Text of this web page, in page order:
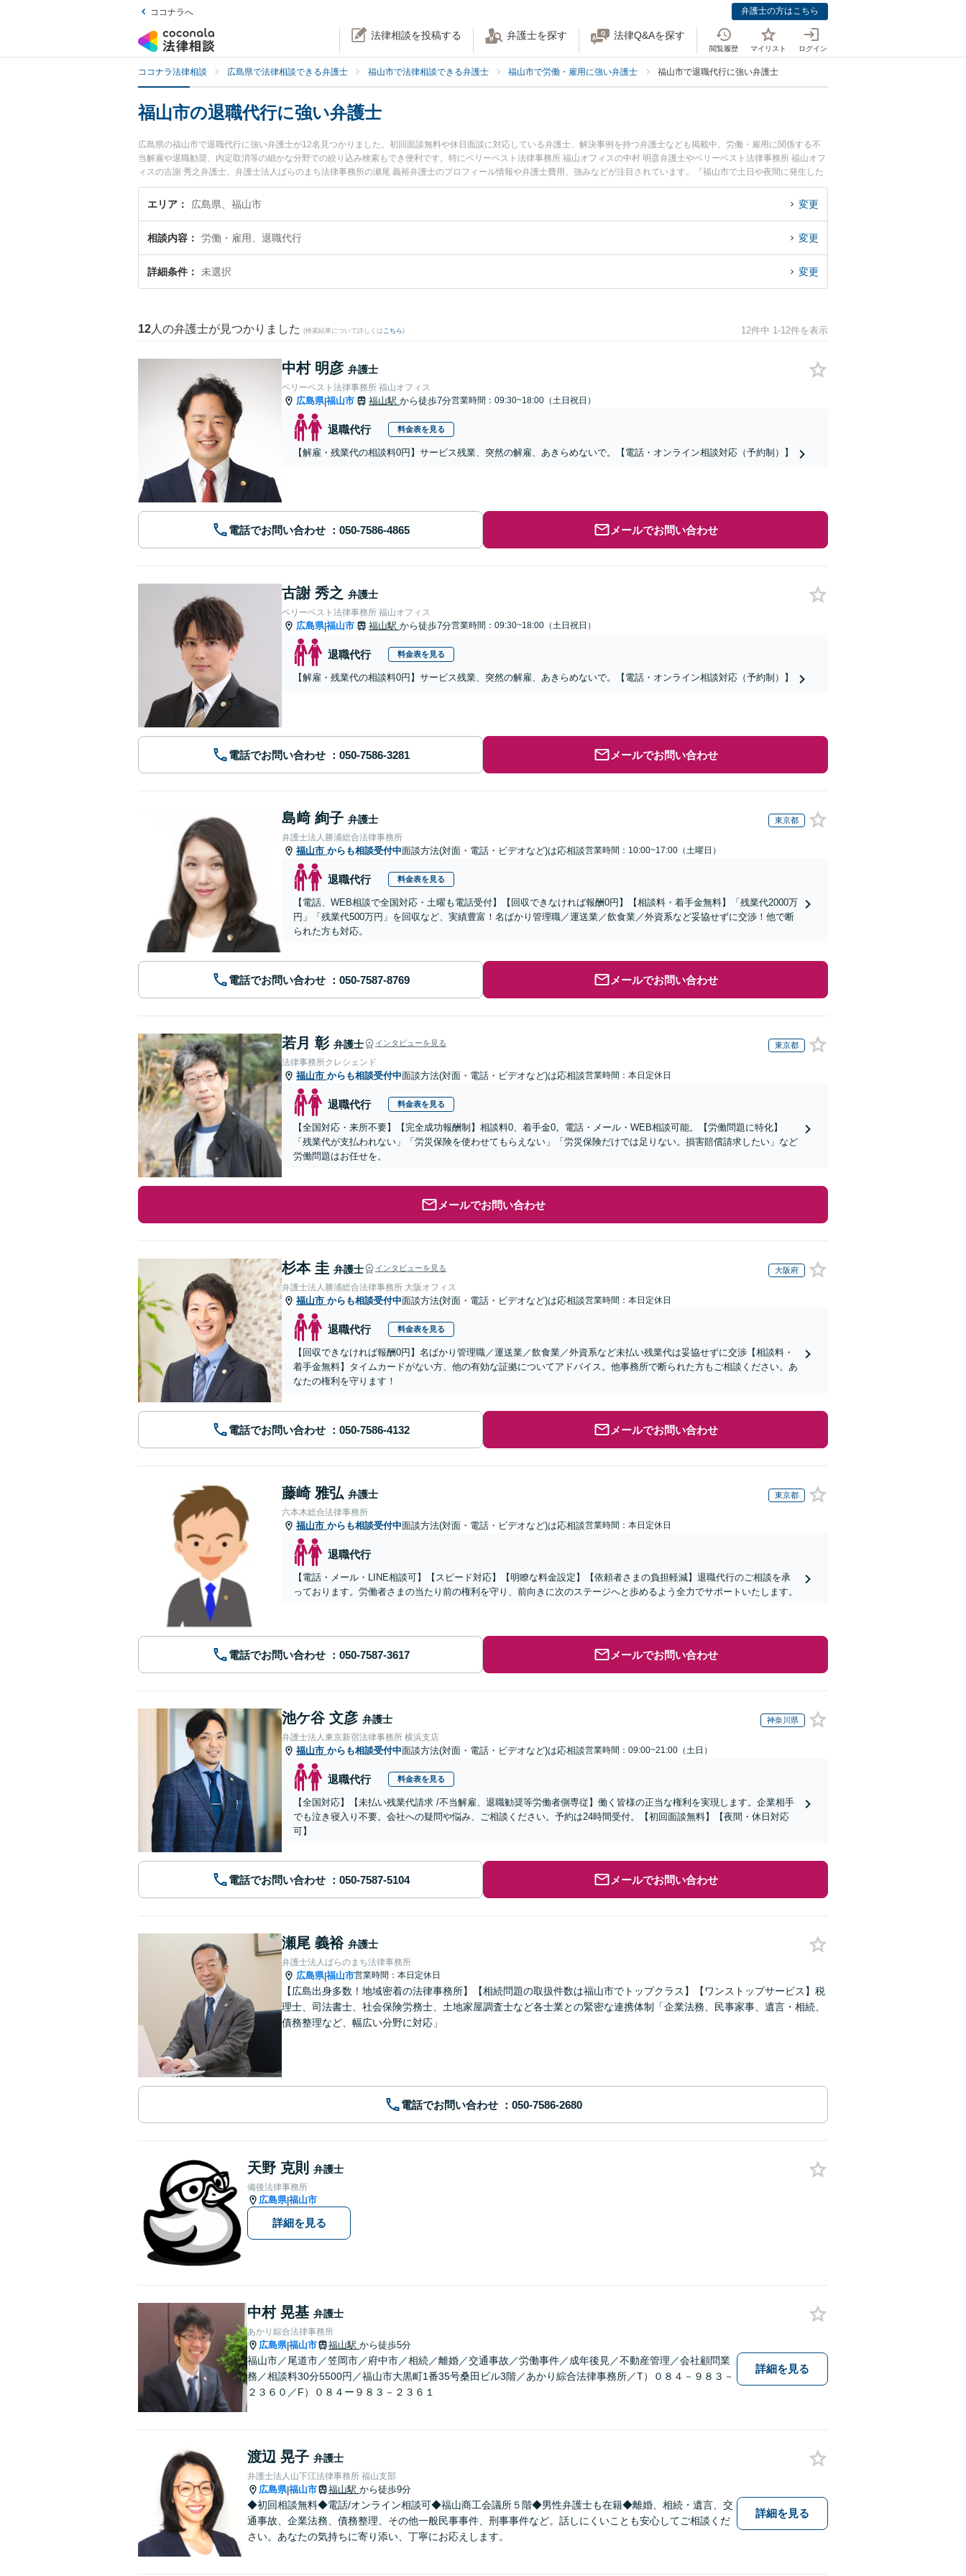
ココナラへ 弁護士の方はこちら
法律相談を投稿する 弁護士を探す 法律Q&Aを探す
閲覧履歴 マイリスト ログイン
ココナラ法律相談 広島県で法律相談できる弁護士 福山市で法律相談できる弁護士 福山市で労働・雇用に強い弁護士 福山市で退職代行に強い弁護士
福山市の退職代行に強い弁護士
広島県の福山市で退職代行に強い弁護士が12名見つかりました。初回面談無料や休日面談に対応している弁護士、解決事例を持つ弁護士なども掲載中。労働・雇用に関係する不
当解雇や退職勧奨、内定取消等の細かな分野での絞り込み検索もでき便利です。特にベリーベスト法律事務所 福山オフィスの中村 明彦弁護士やベリーベスト法律事務所 福山オフ
ィスの古謝 秀之弁護士、弁護士法人ばらのまち法律事務所の瀬尾 義裕弁護士のプロフィール情報や弁護士費用、強みなどが注目されています。『福山市で土日や夜間に発生した
退職代行のトラブルを今すぐに弁護士に相談したい』『退職代行のトラブル解決の実績豊富な近くの弁護士を検索したい』『初回相談無料で退職代行を法律相談できる福山市内の
弁護士に相談予約したい』などでお困りの相談者さんにおすすめです。
エリア 広島県、福山市 変更
相談内容 労働・雇用、退職代行 変更
詳細条件 未選択 変更
12 人の弁護士が見つかりました (検索結果について詳しくは こちら) 12件中 1-12件を表示
中村 明彦 弁護士
ベリーベスト法律事務所 福山オフィス
広島県|福山市 福山駅 から徒歩7分営業時間：09:30~18:00（土日祝日）
退職代行 料金表を見る
【解雇・残業代の相談料0円】サービス残業、突然の解雇、あきらめないで。【電話・オンライン相談対応（予約制）】
電話でお問い合わせ メールでお問い合わせ
古謝 秀之 弁護士
ベリーベスト法律事務所 福山オフィス
広島県|福山市 福山駅 から徒歩7分営業時間：09:30~18:00（土日祝日）
退職代行 料金表を見る
【解雇・残業代の相談料0円】サービス残業、突然の解雇、あきらめないで。【電話・オンライン相談対応（予約制）】
電話でお問い合わせ メールでお問い合わせ
島﨑 絢子 弁護士 東京都
弁護士法人勝浦総合法律事務所
福山市 からも相談受付中面談方法(対面・電話・ビデオなど)は応相談営業時間：10:00~17:00（土曜日）
退職代行 料金表を見る
【電話、WEB相談で全国対応・土曜も電話受付】【回収できなければ報酬0円】【相談料・着手金無料】「残業代2000万
円」「残業代500万円」を回収など、実績豊富！名ばかり管理職／運送業／飲食業／外資系など妥協せずに交渉！他で断
られた方も対応。
電話でお問い合わせ メールでお問い合わせ
若月 彰 弁護士 インタビューを見る 東京都
法律事務所クレシェンド
福山市 からも相談受付中面談方法(対面・電話・ビデオなど)は応相談営業時間：本日定休日
退職代行 料金表を見る
【全国対応・来所不要】【完全成功報酬制】相談料0、着手金0。電話・メール・WEB相談可能。【労働問題に特化】
「残業代が支払われない」「労災保険を使わせてもらえない」「労災保険だけでは足りない。損害賠償請求したい」など
労働問題はお任せを。
メールでお問い合わせ
杉本 圭 弁護士 インタビューを見る 大阪府
弁護士法人勝浦総合法律事務所 大阪オフィス
福山市 からも相談受付中面談方法(対面・電話・ビデオなど)は応相談営業時間：本日定休日
退職代行 料金表を見る
【回収できなければ報酬0円】名ばかり管理職／運送業／飲食業／外資系など未払い残業代は妥協せずに交渉【相談料・
着手金無料】タイムカードがない方、他の有効な証拠についてアドバイス。他事務所で断られた方もご相談ください。あ
なたの権利を守ります！
電話でお問い合わせ メールでお問い合わせ
藤崎 雅弘 弁護士 東京都
六本木総合法律事務所
福山市 からも相談受付中面談方法(対面・電話・ビデオなど)は応相談営業時間：本日定休日
退職代行
【電話・メール・LINE相談可】【スピード対応】【明瞭な料金設定】【依頼者さまの負担軽減】退職代行のご相談を承
っております。労働者さまの当たり前の権利を守り、前向きに次のステージへと歩めるよう全力でサポートいたします。
電話でお問い合わせ メールでお問い合わせ
池ケ谷 文彦 弁護士 神奈川県
弁護士法人東京新宿法律事務所 横浜支店
福山市 からも相談受付中面談方法(対面・電話・ビデオなど)は応相談営業時間：09:00~21:00（土日）
退職代行 料金表を見る
【全国対応】【未払い残業代請求 /不当解雇、退職勧奨等労働者側専従】働く皆様の正当な権利を実現します。企業相手
でも泣き寝入り不要。会社への疑問や悩み、ご相談ください。予約は24時間受付。【初回面談無料】【夜間・休日対応
可】
電話でお問い合わせ メールでお問い合わせ
瀬尾 義裕 弁護士
弁護士法人ばらのまち法律事務所
広島県|福山市営業時間：本日定休日
【広島出身多数！地域密着の法律事務所】【相続問題の取扱件数は福山市でトップクラス】【ワンストップサービス】税
理士、司法書士、社会保険労務士、土地家屋調査士など各士業との緊密な連携体制「企業法務、民事家事、遺言・相続、
債務整理など、幅広い分野に対応」
電話でお問い合わせ
天野 克則 弁護士
備後法律事務所
広島県|福山市
詳細を見る
中村 晃基 弁護士
あかり綜合法律事務所
広島県|福山市 福山駅 から徒歩5分
福山市／尾道市／笠岡市／府中市／相続／離婚／交通事故／労働事件／成年後見／不動産管理／会社顧問業
務／相談料30分5500円／福山市大黒町1番35号桑田ビル3階／あかり綜合法律事務所／T）０８４－９８３－
２３６０／F）０８４ー９８３－２３６１
詳細を見る
渡辺 晃子 弁護士
弁護士法人山下江法律事務所 福山支部
広島県|福山市 福山駅 から徒歩9分
◆初回相談無料◆電話/オンライン相談可◆福山商工会議所５階◆男性弁護士も在籍◆離婚、相続・遺言、交
通事故、企業法務、債務整理、その他一般民事事件、刑事事件など。話しにくいことも安心してご相談くだ
さい。あなたの気持ちに寄り添い、丁寧にお応えします。
詳細を見る